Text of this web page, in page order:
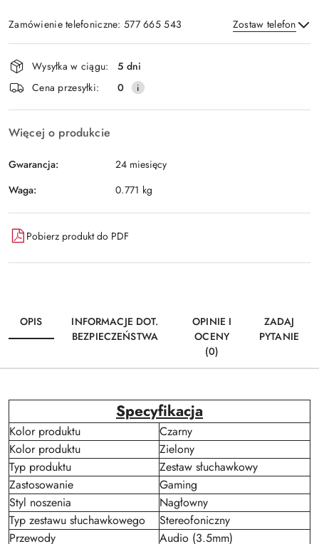
Zamówienie telefoniczne: 577 665 543 Zostaw telefon
Wyślij
Dostępność
i
dostawa
Wysyłka w ciągu:
5 dni
Cena przesyłki:
0
Więcej o produkcie
Gwarancja:
24 miesięcy
Waga:
0.771 kg
Pobierz produkt do PDF
OPIS
INFORMACJE DOT.
BEZPIECZEŃSTWA
OPINIE I
OCENY
(0)
ZADAJ
PYTANIE
Specyfikacja
Kolor produktu
Czarny
Kolor produktu
Zielony
Typ produktu
Zestaw słuchawkowy
Zastosowanie
Gaming
Styl noszenia
Nagłowny
Typ zestawu słuchawkowego
Stereofoniczny
Przewody
Audio (3.5mm)